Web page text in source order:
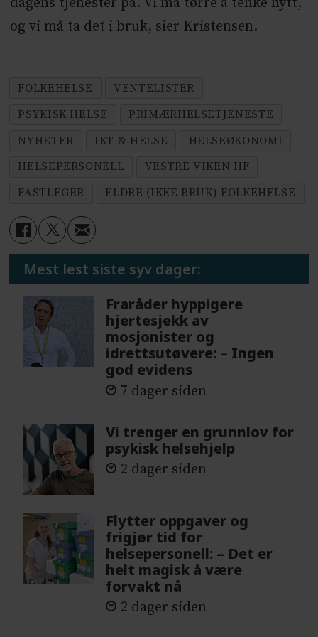
og vi må ta det i bruk, sier Kristensen.
FOLKEHELSE
VENTELISTER
PSYKISK HELSE
PRIMÆRHELSETJENESTE
NYHETER
IKT & HELSE
HELSEØKONOMI
HELSEPERSONELL
VESTRE VIKEN HF
FASTLEGER
ELDRE (IKKE BRUK) FOLKEHELSE
Mest lest siste syv dager:
Fraråder hyppigere
hjertesjekk av
mosjonister og
idrettsutøvere: – Ingen
god evidens
7 dager siden
Vi trenger en grunnlov for
psykisk helsehjelp
2 dager siden
Flytter oppgaver og
frigjør tid for
helsepersonell: – Det er
helt magisk å være
forvakt nå
2 dager siden